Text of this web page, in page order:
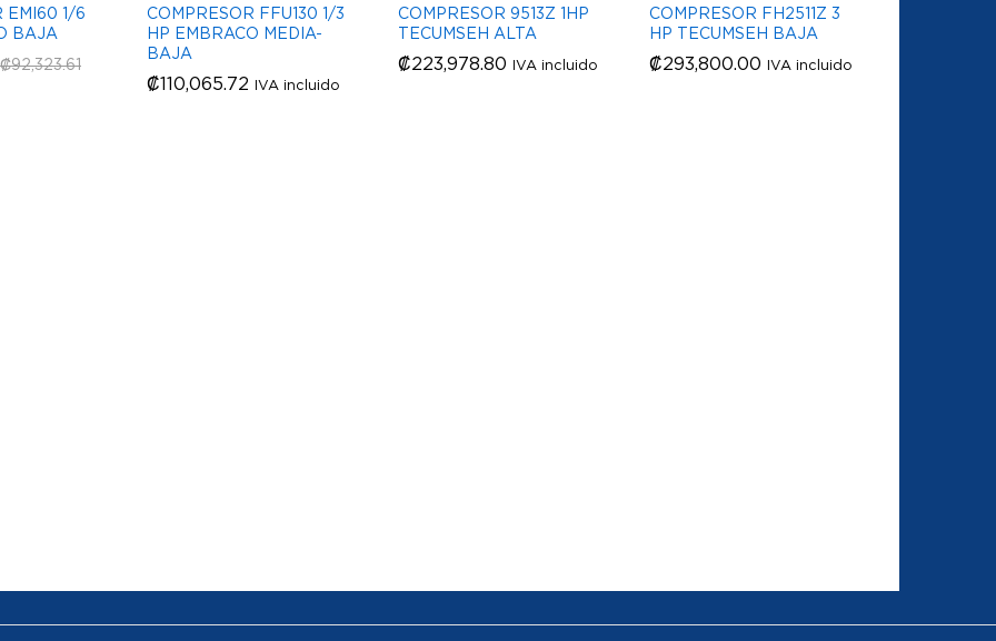
EMI60 1/6
BAJA
₡92,323.61
₡92,323.61
COMPRESOR FFU130 1/3
HP EMBRACO MEDIA-
BAJA
₡110,065.72 IVA incluido
₡110,065.72
COMPRESOR 9513Z 1HP
TECUMSEH ALTA
₡223,978.80 IVA incluido
₡223,978.80
COMPRESOR FH2511Z 3
HP TECUMSEH BAJA
₡293,800.00 IVA incluido
₡293,800.00